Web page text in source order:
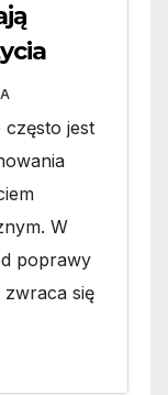
często jest
W
poprawy
się